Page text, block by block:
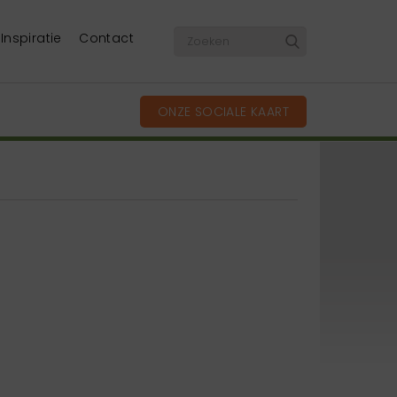
Inspiratie Contact
ONZE SOCIALE KAART